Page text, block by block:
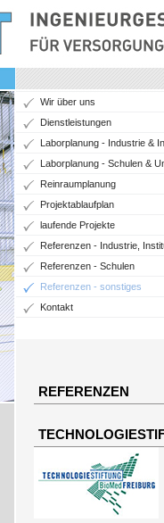
Wir über uns
Dienstleistungen
Laborplanung - Industrie &
Laborplanung - Schulen &
Reinraumplanung
Projektablaufplan
laufende Projekte
Referenzen - Industrie,
Referenzen - Schulen
Referenzen - sonstiges
Kontakt
REFERENZEN